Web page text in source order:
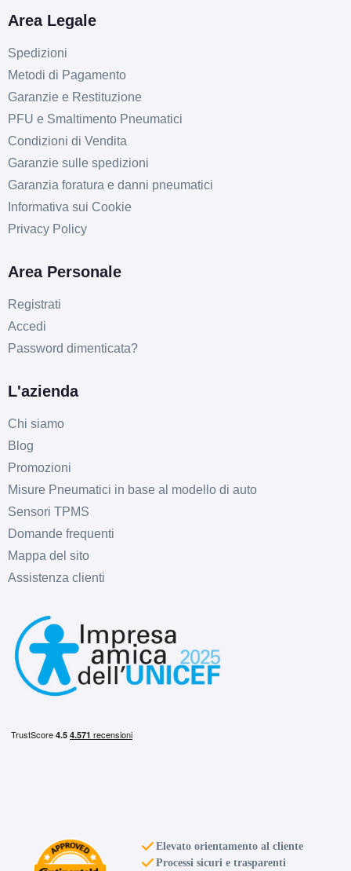
Area Legale
Spedizioni
Metodi di Pagamento
Garanzie e Restituzione
PFU e Smaltimento Pneumatici
Condizioni di Vendita
Garanzie sulle spedizioni
Garanzia foratura e danni pneumatici
Informativa sui Cookie
Privacy Policy
Area Personale
Registrati
Accedi
Password dimenticata?
L'azienda
Chi siamo
Blog
Promozioni
Misure Pneumatici in base al modello di auto
Sensori TPMS
Domande frequenti
Mappa del sito
Assistenza clienti
Elevato orientamento al cliente
Processi sicuri e trasparenti